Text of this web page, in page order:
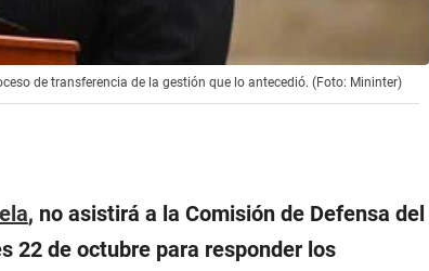
de transferencia de la gestión que lo antecedió. (Foto: Mininter)
, no asistirá a la Comisión de Defensa del
22 de octubre para responder los